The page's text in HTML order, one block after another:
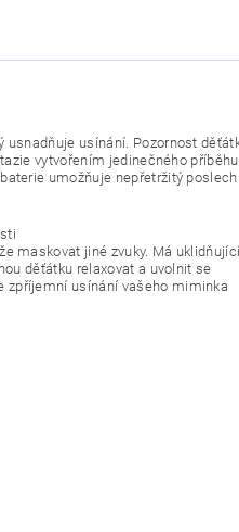
usínání. Pozornost
vytvořením jedinečného
umožňuje nepřetržitý
maskovat jiné zvuky. Má
děťátku relaxovat a uvolnit se
zpříjemní usínání vašeho miminka